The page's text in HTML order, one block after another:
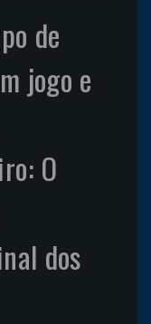
de
jogo e
O
dos